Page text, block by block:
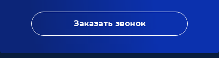
Заказать звонок